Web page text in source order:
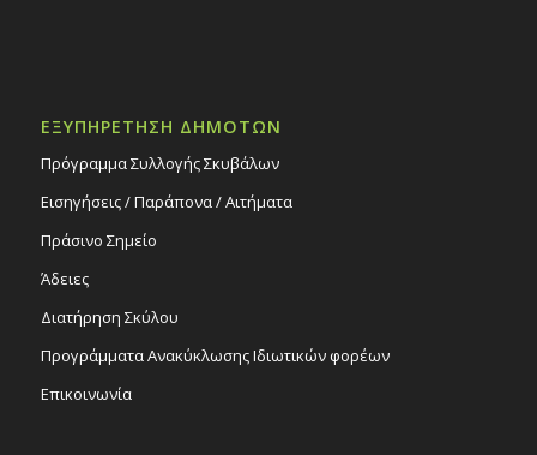
ΕΞΥΠΗΡΕΤΗΣΗ ΔΗΜΟΤΩΝ
Πρόγραμμα Συλλογής Σκυβάλων
Εισηγήσεις / Παράπονα / Αιτήματα
Πράσινο Σημείο
Άδειες
Διατήρηση Σκύλου
Προγράμματα Ανακύκλωσης Ιδιωτικών φορέων
Επικοινωνία